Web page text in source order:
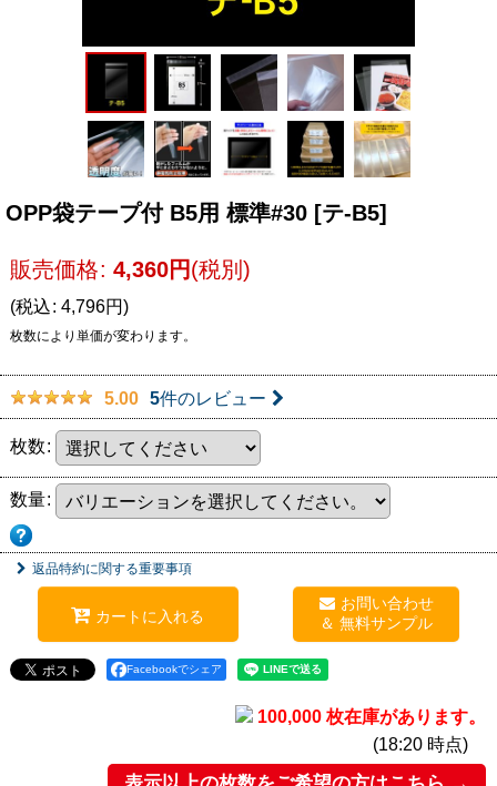
OPP袋テープ付 B5用 標準#30 [テ-B5]
販売価格: 4,360円(税別)
(税込: 4,796円)
枚数により単価が変わります。
5.00 5件のレビュー
枚数:
数量:
返品特約に関する重要事項
カートに入れる
お問い合わせ
Facebookでシェア
100,000 枚在庫があります。
(18:20 時点)